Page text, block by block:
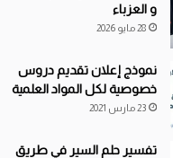
و العزباء
28 مايو 2026
نموذج إعلان تقديم دروس
خصوصية لكل المواد العلمية
23 مارس 2021
تفسير حلم السير في طريق